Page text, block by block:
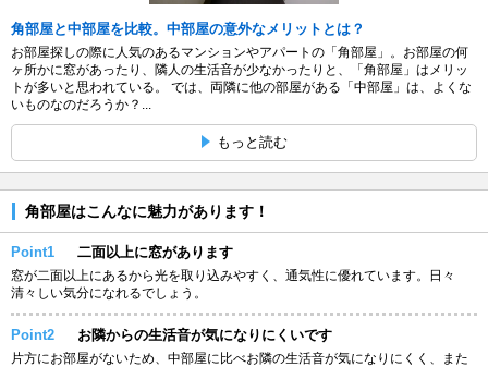
角部屋と中部屋を比較。中部屋の意外なメリットとは？
お部屋探しの際に人気のあるマンションやアパートの「角部屋」。お部屋の何
ヶ所かに窓があったり、隣人の生活音が少なかったりと、「角部屋」はメリッ
トが多いと思われている。 では、両隣に他の部屋がある「中部屋」は、よくな
いものなのだろうか？...
もっと読む
角部屋はこんなに魅力があります！
Point1 二面以上に窓があります
窓が二面以上にあるから光を取り込みやすく、通気性に優れています。日々
清々しい気分になれるでしょう。
Point2 お隣からの生活音が気になりにくいです
片方にお部屋がないため、中部屋に比べお隣の生活音が気になりにくく、また